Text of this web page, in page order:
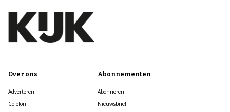
Over ons
Adverteren
Colofon
Abonnementen
Abonneren
Nieuwsbrief